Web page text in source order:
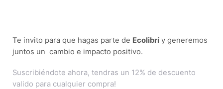
Te invito para que hagas parte de Ecolibrí y generemos
juntos un cambio e impacto positivo.
Suscribiéndote ahora, tendras un 12% de descuento
valido para cualquier compra!